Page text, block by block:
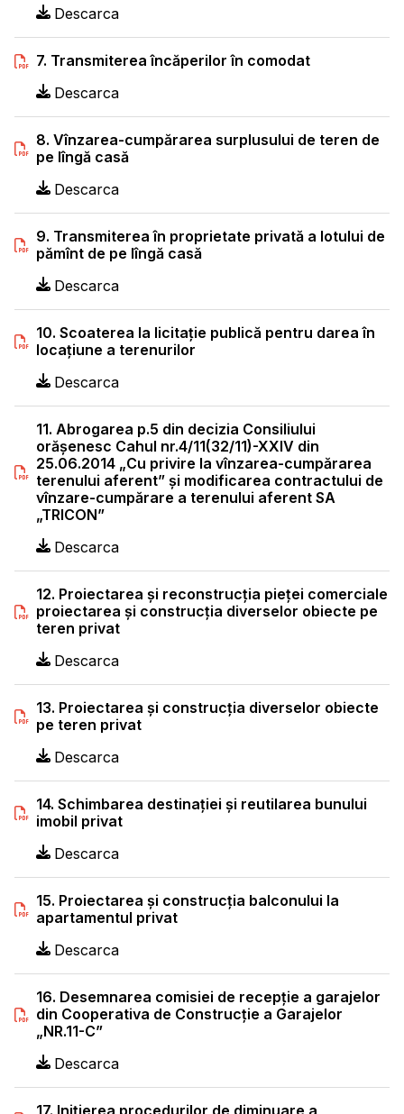
Descarca
7. Transmiterea încăperilor în comodat
Descarca
8. Vînzarea-cumpărarea surplusului de teren de
pe lîngă casă
Descarca
9. Transmiterea în proprietate privată a lotului de
pămînt de pe lîngă casă
Descarca
10. Scoaterea la licitaţie publică pentru darea în
locaţiune a terenurilor
Descarca
11. Abrogarea p.5 din decizia Consiliului
orăşenesc Cahul nr.4/11(32/11)-XXIV din
25.06.2014 „Cu privire la vînzarea-cumpărarea
terenului aferent” şi modificarea contractului de
vînzare-cumpărare a terenului aferent SA
„TRICON”
Descarca
12. Proiectarea şi reconstrucţia pieţei comerciale
proiectarea şi construcţia diverselor obiecte pe
teren privat
Descarca
13. Proiectarea şi construcţia diverselor obiecte
pe teren privat
Descarca
14. Schimbarea destinaţiei şi reutilarea bunului
imobil privat
Descarca
15. Proiectarea şi construcţia balconului la
apartamentul privat
Descarca
16. Desemnarea comisiei de recepţie a garajelor
din Cooperativa de Construcţie a Garajelor
„NR.11-C”
Descarca
17. Iniţierea procedurilor de diminuare a